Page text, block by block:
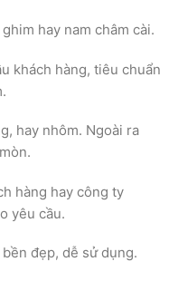
hay nam châm cài.
khách hàng, tiêu chuẩn
hay nhôm. Ngoài ra
hàng hay công ty
yêu cầu.
đẹp, dễ sử dụng.